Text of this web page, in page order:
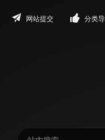
网站提交 分类